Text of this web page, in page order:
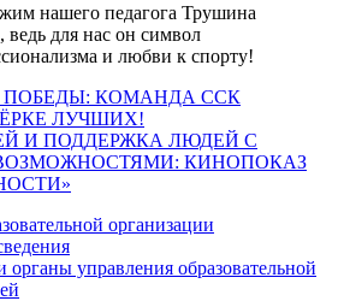
нашего педагога Трушина
для нас он символ
и любви к спорту!
ПОБЕДЫ: КОМАНДА ССК
ЛУЧШИХ!
И ПОДДЕРЖКА ЛЮДЕЙ С
КИНОПОКАЗ
организации
органы управления образовательной